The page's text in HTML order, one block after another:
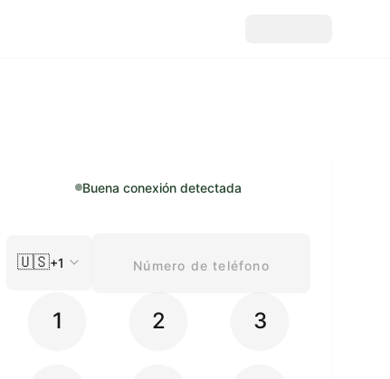
Buena conexión detectada
🇺🇸+1
1 2 3